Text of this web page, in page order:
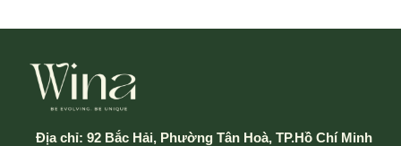
Địa chỉ: 92 Bắc Hải, Phường Tân Hoà, TP.Hồ Chí Minh